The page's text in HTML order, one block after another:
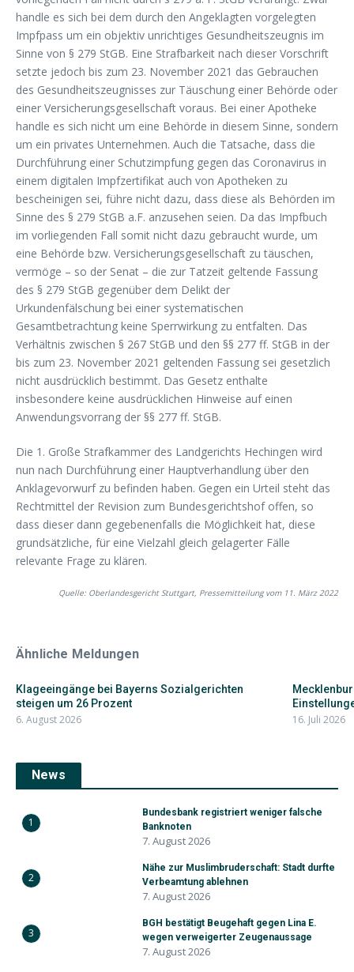
handle es sich bei dem durch den Angeklagten vorgelegten
Impfpass um ein objektiv unrichtiges Gesundheitszeugnis im
Sinne von § 279 StGB. Eine Strafbarkeit nach dieser Vorschrift
setzte jedoch bis zum 23. November 2021 das Gebrauchen
des Gesundheitszeugnisses zur Täuschung einer Behörde oder
einer Versicherungsgesellschaft voraus. Bei einer Apotheke
handle es sich nicht um eine Behörde in diesem Sinne, sondern
um ein privates Unternehmen. Auch die Tatsache, dass die
Durchführung einer Schutzimpfung gegen das Coronavirus in
einem digitalen Impfzertifikat auch von Apotheken zu
bescheinigen sei, führe nicht dazu, dass diese als Behörden im
Sinne des § 279 StGB a.F. anzusehen seien. Da das Impfbuch
im vorliegenden Fall somit nicht dazu gebraucht wurde, um
eine Behörde bzw. Versicherungsgesellschaft zu täuschen,
vermöge – so der Senat – die zur Tatzeit geltende Fassung
des § 279 StGB gegenüber dem Delikt der
Urkundenfälschung bei einer systematischen
Gesamtbetrachtung keine Sperrwirkung zu entfalten. Das
Verhältnis zwischen § 267 StGB und den §§ 277 ff. StGB in der
bis zum 23. November 2021 geltenden Fassung sei gesetzlich
nicht ausdrücklich bestimmt. Das Gesetz enthalte
insbesondere keine ausdrücklichen Hinweise auf einen
Anwendungsvorrang der §§ 277 ff. StGB.
Die 1. Große Strafkammer des Landgerichts Hechingen wird
nun nach Durchführung einer Hauptverhandlung über den
Anklagevorwurf zu befinden haben. Gegen ein Urteil steht das
Rechtmittel der Revision zum Bundesgerichtshof offen, so
dass dieser dann gegebenenfalls die Möglichkeit hat, diese
grundsätzliche, für eine Vielzahl gleich gelagerter Fälle
relevante Frage zu klären.
Quelle: Oberlandesgericht Stuttgart, Pressemitteilung vom 11. März 2022
Ähnliche Meldungen
Klageeingänge bei Bayerns Sozialgerichten
steigen um 26 Prozent
6. August 2026 16. Juli 2026
News
1
Bundesbank registriert weniger falsche
Banknoten
7. August 2026
2
Nähe zur Muslimbruderschaft: Stadt durfte
Verbeamtung ablehnen
7. August 2026
3
BGH bestätigt Beugehaft gegen Lina E.
wegen verweigerter Zeugenaussage
7. August 2026